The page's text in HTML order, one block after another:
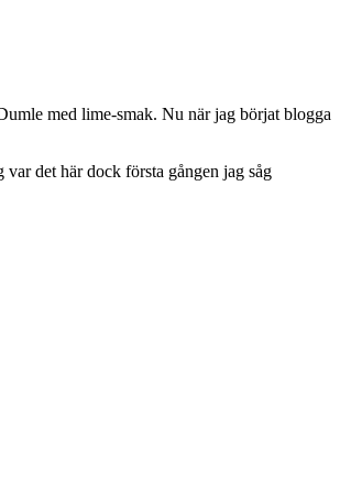
med lime-smak. Nu när jag börjat blogga
var det här dock första gången jag såg